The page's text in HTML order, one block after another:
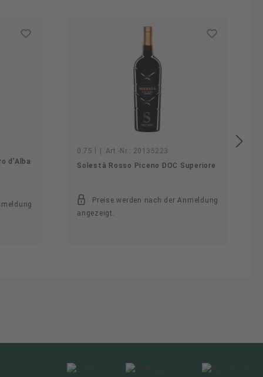
d'Alba
0.75 l Art.-Nr.: 20135223
Solestà Rosso Piceno DOC Superiore
Preise werden nach der Anmeldung
angezeigt.